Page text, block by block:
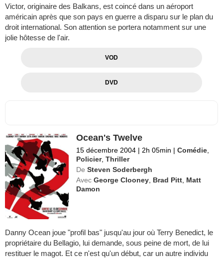
Victor, originaire des Balkans, est coincé dans un aéroport
américain après que son pays en guerre a disparu sur le plan du
droit international. Son attention se portera notamment sur une
jolie hôtesse de l'air.
VOD
DVD
Ocean's Twelve
15 décembre 2004 | 2h 05min | Comédie,
Policier,Thriller
De Steven Soderbergh
Avec George Clooney, Brad Pitt, Matt
Damon
Danny Ocean joue "profil bas" jusqu'au jour où Terry Benedict, le
propriétaire du Bellagio, lui demande, sous peine de mort, de lui
restituer le magot. Et ce n'est qu'un début, car un autre individu